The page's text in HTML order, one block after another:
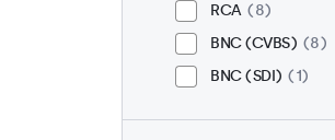
RCA
8
BNC (CVBS)
8
BNC (SDI)
1